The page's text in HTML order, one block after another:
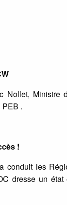
Nollet,
.
!
conduit les
dresse un